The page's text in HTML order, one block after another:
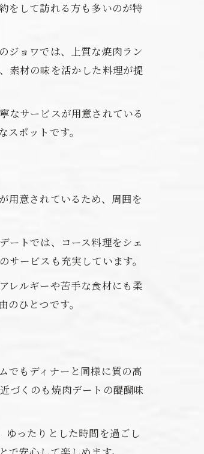
をして訪れる方も多いのが特
ジョワでは、上質な焼肉ラン
素材の味を活かした料理が提
なサービスが用意されている
ポットです。
用意されているため、周囲を
ートでは、コース料理をシェ
ービスも充実しています。
レルギーや苦手な食材にも柔
ひとつです。
でもディナーと同様に質の高
づくのも焼肉デートの醍醐味
ゆったりとした時間を過ごし